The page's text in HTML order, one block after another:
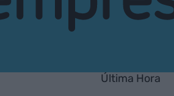
Última Hora